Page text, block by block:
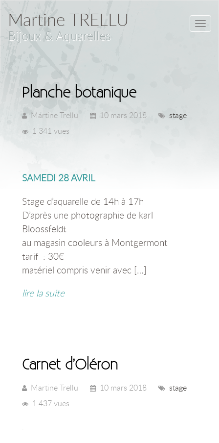
Martine TRELLU
Bijoux & Aquarelles
Planche botanique
Martine Trellu 10 mars 2018
stage
1 341 vues
SAMEDI 28 AVRIL
Stage d’aquarelle de 14h à 17h
D’après une photographie de karl
Bloossfeldt
au magasin cooleurs à Montgermont
tarif : 30€
matériel compris venir avec […]
lire la suite
Carnet d’Oléron
Martine Trellu 10 mars 2018
stage
1 437 vues